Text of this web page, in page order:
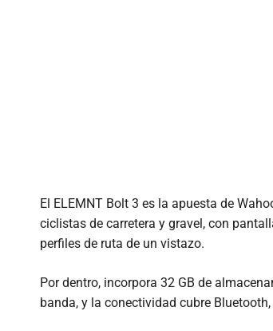
El ELEMNT Bolt 3 es la apuesta de
ciclistas de carretera y gravel, con
perfiles de ruta de un vistazo.
Por dentro, incorpora 32 GB de
banda, y la conectividad cubre